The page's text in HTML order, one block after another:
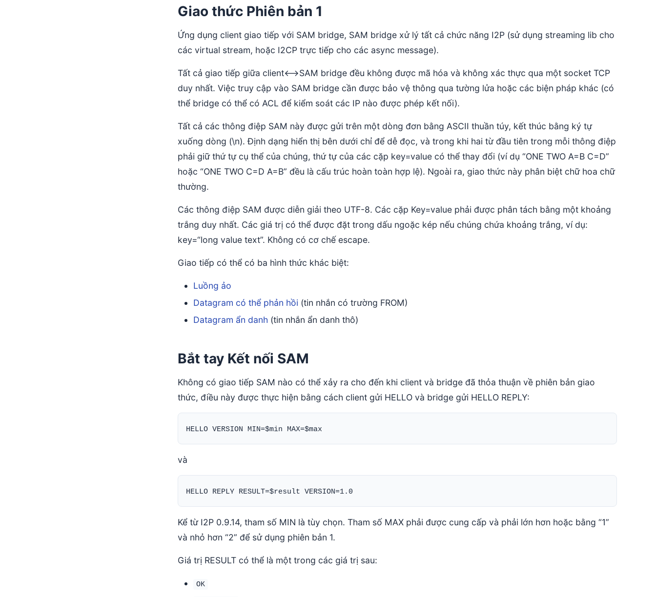
Giao thức Phiên bản 1
Ứng dụng client giao tiếp với SAM bridge, SAM bridge xử lý tất cả chức năng I2P (sử dụng streaming lib cho
các virtual stream, hoặc I2CP trực tiếp cho các async message).
Tất cả giao tiếp giữa client<–>SAM bridge đều không được mã hóa và không xác thực qua một socket TCP
duy nhất. Việc truy cập vào SAM bridge cần được bảo vệ thông qua tường lửa hoặc các biện pháp khác (có
thể bridge có thể có ACL để kiểm soát các IP nào được phép kết nối).
Tất cả các thông điệp SAM này được gửi trên một dòng đơn bằng ASCII thuần túy, kết thúc bằng ký tự
xuống dòng (\n). Định dạng hiển thị bên dưới chỉ để dễ đọc, và trong khi hai từ đầu tiên trong mỗi thông điệp
phải giữ thứ tự cụ thể của chúng, thứ tự của các cặp key=value có thể thay đổi (ví dụ “ONE TWO A=B C=D”
hoặc “ONE TWO C=D A=B” đều là cấu trúc hoàn toàn hợp lệ). Ngoài ra, giao thức này phân biệt chữ hoa chữ
thường.
Các thông điệp SAM được diễn giải theo UTF-8. Các cặp Key=value phải được phân tách bằng một khoảng
trắng duy nhất. Các giá trị có thể được đặt trong dấu ngoặc kép nếu chúng chứa khoảng trắng, ví dụ:
key=“long value text”. Không có cơ chế escape.
Giao tiếp có thể có ba hình thức khác biệt:
Luồng ảo
Datagram có thể phản hồi (tin nhắn có trường FROM)
Datagram ẩn danh (tin nhắn ẩn danh thô)
Bắt tay Kết nối SAM
Không có giao tiếp SAM nào có thể xảy ra cho đến khi client và bridge đã thỏa thuận về phiên bản giao
thức, điều này được thực hiện bằng cách client gửi HELLO và bridge gửi HELLO REPLY:
và
Kể từ I2P 0.9.14, tham số MIN là tùy chọn. Tham số MAX phải được cung cấp và phải lớn hơn hoặc bằng “1”
và nhỏ hơn “2” để sử dụng phiên bản 1.
Giá trị RESULT có thể là một trong các giá trị sau:
OK